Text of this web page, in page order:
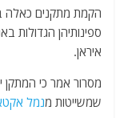
הקמת מתקנים כאלה
ספינותיהן הגדולות
איראן.
מסרור אמר כי המתקן
שמשייטות מנמל